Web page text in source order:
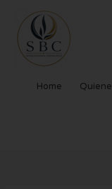
contenido
Home